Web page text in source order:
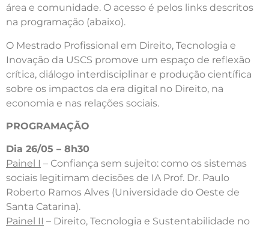
área e comunidade. O acesso é pelos links descritos
na programação (abaixo).
O Mestrado Profissional em Direito, Tecnologia e
Inovação da USCS promove um espaço de reflexão
crítica, diálogo interdisciplinar e produção científica
sobre os impactos da era digital no Direito, na
economia e nas relações sociais.
PROGRAMAÇÃO
Dia 26/05 – 8h30
Painel I – Confiança sem sujeito: como os sistemas
sociais legitimam decisões de IA Prof. Dr. Paulo
Roberto Ramos Alves (Universidade do Oeste de
Santa Catarina).
Painel II – Direito, Tecnologia e Sustentabilidade no